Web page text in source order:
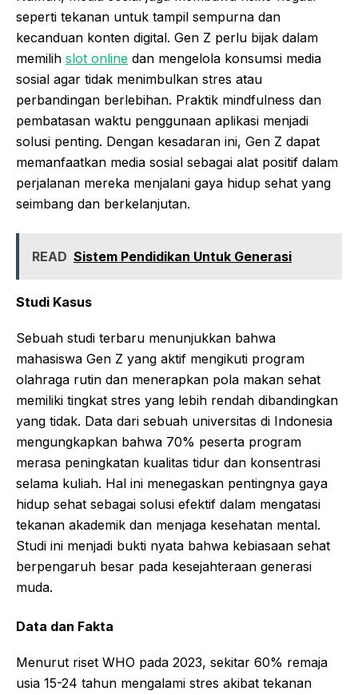
seperti tekanan untuk tampil sempurna dan
kecanduan konten digital. Gen Z perlu bijak dalam
memilih slot online dan mengelola konsumsi media
sosial agar tidak menimbulkan stres atau
perbandingan berlebihan. Praktik mindfulness dan
pembatasan waktu penggunaan aplikasi menjadi
solusi penting. Dengan kesadaran ini, Gen Z dapat
memanfaatkan media sosial sebagai alat positif dalam
perjalanan mereka menjalani gaya hidup sehat yang
seimbang dan berkelanjutan.
READ Sistem Pendidikan Untuk Generasi
Studi Kasus
Sebuah studi terbaru menunjukkan bahwa
mahasiswa Gen Z yang aktif mengikuti program
olahraga rutin dan menerapkan pola makan sehat
memiliki tingkat stres yang lebih rendah dibandingkan
yang tidak. Data dari sebuah universitas di Indonesia
mengungkapkan bahwa 70% peserta program
merasa peningkatan kualitas tidur dan konsentrasi
selama kuliah. Hal ini menegaskan pentingnya gaya
hidup sehat sebagai solusi efektif dalam mengatasi
tekanan akademik dan menjaga kesehatan mental.
Studi ini menjadi bukti nyata bahwa kebiasaan sehat
berpengaruh besar pada kesejahteraan generasi
muda.
Data dan Fakta
Menurut riset WHO pada 2023, sekitar 60% remaja
usia 15-24 tahun mengalami stres akibat tekanan